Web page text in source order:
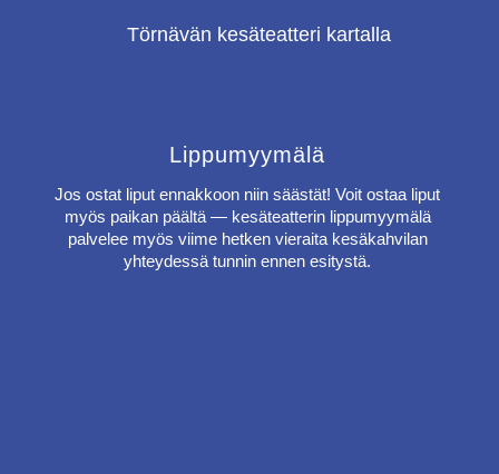
Lippumyymälä
Jos ostat liput ennakkoon niin säästät! Voit ostaa liput
myös paikan päältä — kesäteatterin lippumyymälä
palvelee myös viime hetken vieraita kesäkahvilan
yhteydessä tunnin ennen esitystä.